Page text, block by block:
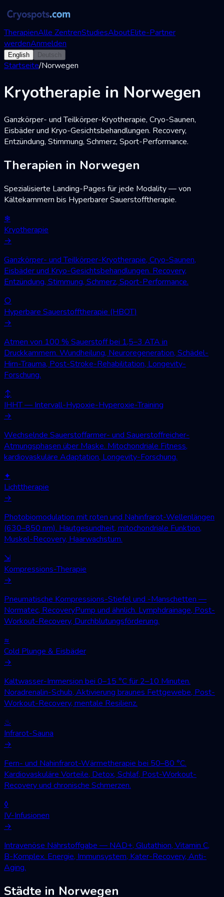
TherapienAlle ZentrenStudiesAboutElite-Partner
werdenAnmelden
English Deutsch
Startseite/Norwegen
Kryotherapie in Norwegen
Ganzkörper- und Teilkörper-Kryotherapie, Cryo-Saunen,
Eisbäder und Kryo-Gesichtsbehandlungen. Recovery,
Entzündung, Stimmung, Schmerz, Sport-Performance.
Therapien in Norwegen
Spezialisierte Landing-Pages für jede Modality — von
Kältekammern bis Hyperbarer Sauerstofftherapie.
❄
Kryotherapie
→
Ganzkörper- und Teilkörper-Kryotherapie, Cryo-Saunen,
Eisbäder und Kryo-Gesichtsbehandlungen. Recovery,
Entzündung, Stimmung, Schmerz, Sport-Performance.
○
Hyperbare Sauerstofftherapie (HBOT)
→
Atmen von 100 % Sauerstoff bei 1,5–3 ATA in
Druckkammern. Wundheilung, Neuroregeneration, Schädel-
Hirn-Trauma, Post-Stroke-Rehabilitation, Longevity-
Forschung.
↕
IHHT — Intervall-Hypoxie-Hyperoxie-Training
→
Wechselnde Sauerstoffarmer- und Sauerstoffreicher-
Atmungsphasen über Maske. Mitochondriale Fitness,
kardiovaskuläre Adaptation, Longevity-Forschung.
✦
Lichttherapie
→
Photobiomodulation mit roten und Nahinfrarot-Wellenlängen
(630–850 nm). Hautgesundheit, mitochondriale Funktion,
Muskel-Recovery, Haarwachstum.
⇲
Kompressions-Therapie
→
Pneumatische Kompressions-Stiefel und -Manschetten —
Normatec, RecoveryPump und ähnlich. Lymphdrainage, Post-
Workout-Recovery, Durchblutungsförderung.
≈
Cold Plunge & Eisbäder
→
Kaltwasser-Immersion bei 0–15 °C für 2–10 Minuten.
Noradrenalin-Schub, Aktivierung braunes Fettgewebe, Post-
Workout-Recovery, mentale Resilienz.
♨
Infrarot-Sauna
→
Fern- und Nahinfrarot-Wärmetherapie bei 50–80 °C.
Kardiovaskuläre Vorteile, Detox, Schlaf, Post-Workout-
Recovery und chronische Schmerzen.
◊
IV-Infusionen
→
Intravenöse Nährstoffgabe — NAD+, Glutathion, Vitamin C,
B-Komplex. Energie, Immunsystem, Kater-Recovery, Anti-
Aging.
Städte in Norwegen